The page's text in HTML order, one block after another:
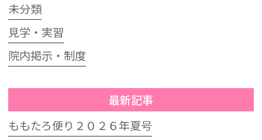
未分類
見学・実習
院内掲示・制度
最新記事
ももたろ便り２０２６年夏号